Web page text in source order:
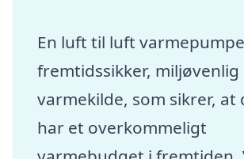
En luft til luft
fremtidssikker, miljøvenlig
varmekilde, som sikrer, at
har et overkommeligt